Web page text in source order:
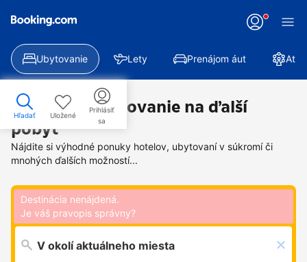
Ubytovanie Lety Prenájom áut
Hľadať Uložené
Prihlásiť
sa
Nájdite si ubytovanie na ďalší
pobyt
Nájdite si výhodné ponuky hotelov, ubytovaní v súkromí či
mnohých ďalších možností...
Destinácia nenájdená.
Je váš pravopis správny?